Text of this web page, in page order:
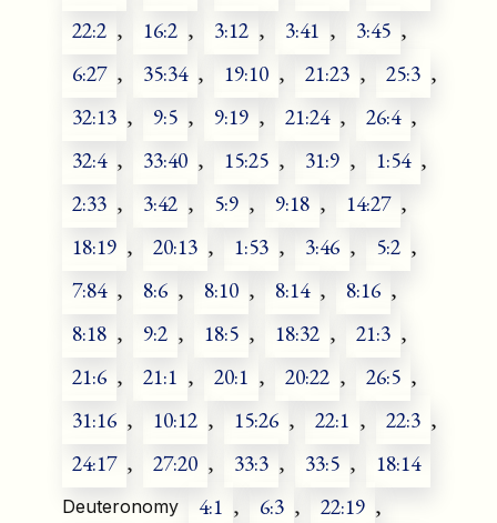
22:2 , 16:2 , 3:12 , 3:41 , 3:45 ,
6:27 , 35:34 , 19:10 , 21:23 , 25:3 ,
32:13 , 9:5 , 9:19 , 21:24 , 26:4 ,
32:4 , 33:40 , 15:25 , 31:9 , 1:54 ,
2:33 , 3:42 , 5:9 , 9:18 , 14:27 ,
18:19 , 20:13 , 1:53 , 3:46 , 5:2 ,
7:84 , 8:6 , 8:10 , 8:14 , 8:16 ,
8:18 , 9:2 , 18:5 , 18:32 , 21:3 ,
21:6 , 21:1 , 20:1 , 20:22 , 26:5 ,
31:16 , 10:12 , 15:26 , 22:1 , 22:3 ,
24:17 , 27:20 , 33:3 , 33:5 , 18:14
Deuteronomy 4:1 , 6:3 , 22:19 ,